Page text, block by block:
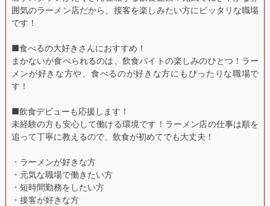
囲気のラーメン店だから、接客を楽しみたい方にピッタリな職場
です！
■食べるの大好きさんにおすすめ！
まかないが食べられるのは、飲食バイトの楽しみのひとつ！ラー
メンが好きな方や、食べるのが好きな方にもぴったりな職場で
す！
■飲食デビューも応援します！
未経験の方も安心して働ける環境です！ラーメン店の仕事は順を
追って丁寧に教えるので、飲食が初めてでも大丈夫！
・ラーメンが好きな方
・元気な職場で働きたい方
・短時間勤務をしたい方
・接客が好きな方